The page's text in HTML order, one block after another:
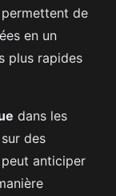
permettent de
en un
plus rapides
dans les
des
anticiper